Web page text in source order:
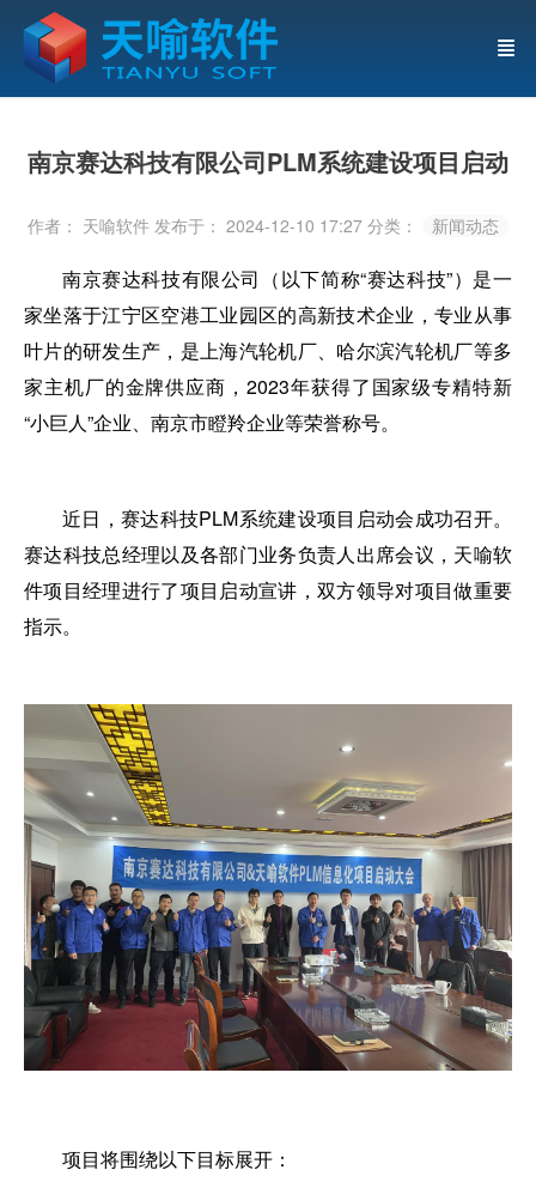
南京赛达科技有限公司PLM系统建设项目启动
作者： 天喻软件 发布于： 2024-12-10 17:27 分类： 新闻动态
南京赛达科技有限公司（以下简称“赛达科技”）是一
家坐落于江宁区空港工业园区的高新技术企业，专业从事
叶片的研发生产，是上海汽轮机厂、哈尔滨汽轮机厂等多
家主机厂的金牌供应商，2023年获得了国家级专精特新
“小巨人”企业、南京市瞪羚企业等荣誉称号。
近日，赛达科技PLM系统建设项目启动会成功召开。
赛达科技总经理以及各部门业务负责人出席会议，天喻软
件项目经理进行了项目启动宣讲，双方领导对项目做重要
指示。
项目将围绕以下目标展开：